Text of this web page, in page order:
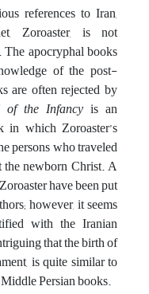
references to Iran,
Zoroaster, is not
apocryphal books
of the post-
are often rejected by
of the Infancy is an
in which Zoroaster’s
persons who traveled
newborn Christ. A
have been put
however, it seems
with the Iranian
that the birth of
is quite similar to
Persian books.